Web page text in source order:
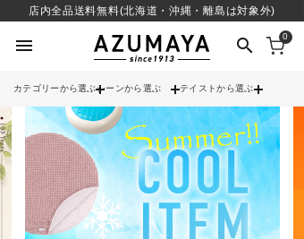
店内全品送料無料(北海道・沖縄・離島は対象外)
menu search 0
カテゴリーから選ぶシーンから選ぶ テイストから選ぶ
check 送料無料
check 12時までのご注文で当日出荷
※営業日(平日)に限る